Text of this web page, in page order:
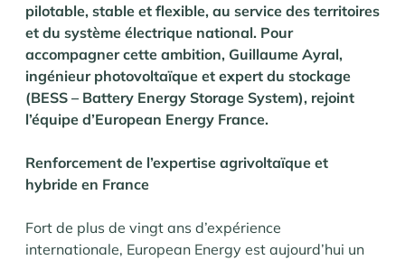
pilotable, stable et flexible, au service des territoires
et du système électrique national. Pour
accompagner cette ambition, Guillaume Ayral,
ingénieur photovoltaïque et expert du stockage
(BESS – Battery Energy Storage System), rejoint
l’équipe d’European Energy France.
Renforcement de l’expertise agrivoltaïque et
hybride en France
Fort de plus de vingt ans d’expérience
internationale, European Energy est aujourd’hui un